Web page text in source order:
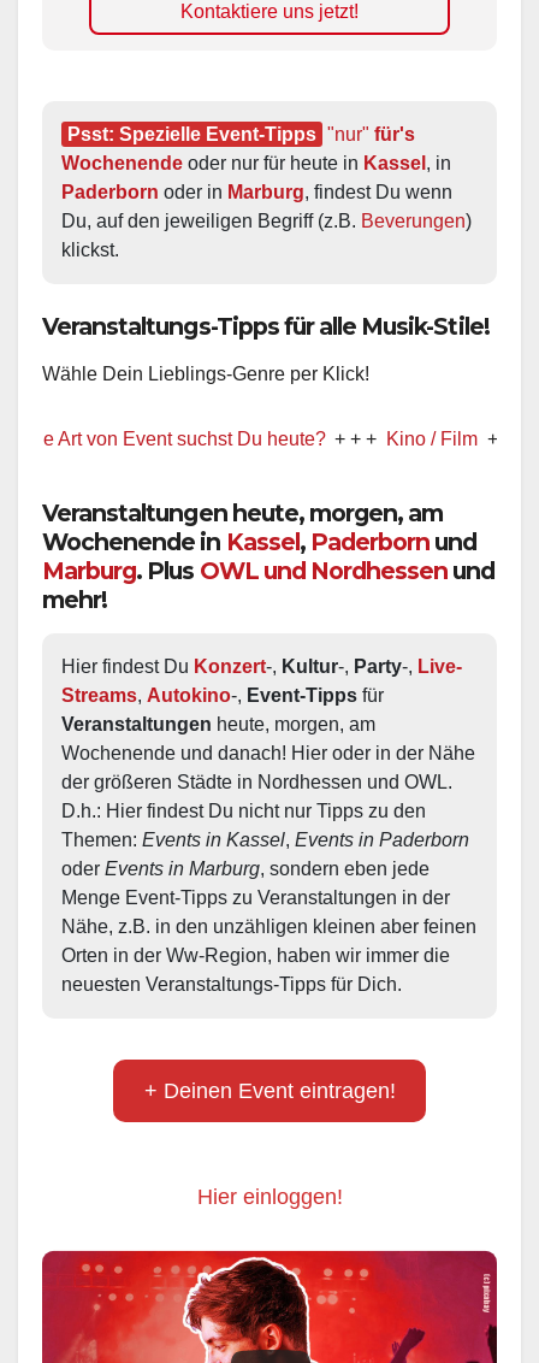
Kontaktiere uns jetzt!
Psst: Spezielle Event-Tipps "nur" für's
Wochenende oder nur für heute in Kassel
Paderborn oder in Marburg, findest Du wenn
Du, auf den jeweiligen Begriff (z.B. Beverungen)
klickst.
Veranstaltungs-Tipps für alle Musik-Stile!
Wähle Dein Lieblings-Genre per Klick!
von Event suchst Du heute? + + + Kino / Film + + + Ww
Veranstaltungen heute, morgen, am
Wochenende in Kassel , Paderborn und
Marburg. Plus OWL und Nordhessen und
mehr!
Hier findest Du Konzert-, Kultur-, Party-, Live-
Streams, Autokino-, Event-Tipps
Veranstaltungen heute, morgen, am
Wochenende und danach! Hier oder in der Nähe
der größeren Städte in Nordhessen und OWL.
D.h.: Hier findest Du nicht nur Tipps zu den
Themen: Events in Kassel, Events in Paderborn
oder Events in Marburg, sondern eben jede
Menge Event-Tipps zu Veranstaltungen in der
Nähe, z.B. in den unzähligen kleinen aber feinen
Orten in der Ww-Region, haben wir immer die
neuesten Veranstaltungs-Tipps für Dich.
+ Deinen Event eintragen!
Hier einloggen!